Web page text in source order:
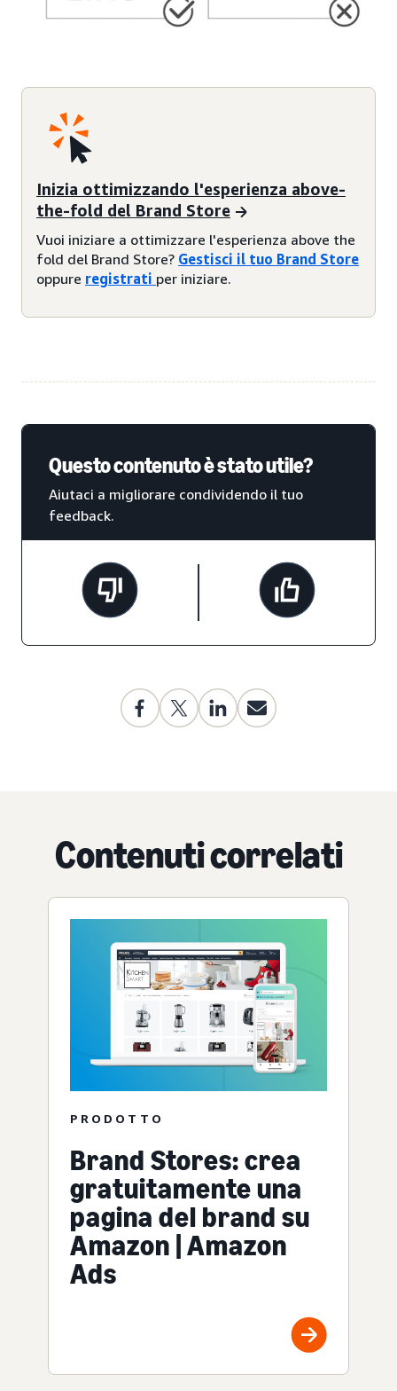
Inizia ottimizzando l'esperienza above-
the-fold del Brand Store
Vuoi iniziare a ottimizzare l'esperienza above the
fold del Brand Store? Gestisci il tuo Brand Store
oppure registrati per iniziare.
Questo contenuto è stato utile?
Aiutaci a migliorare condividendo il tuo
feedback.
Contenuti correlati
PRODOTTO
Brand Stores: crea
gratuitamente una
pagina del brand su
Amazon | Amazon
Ads